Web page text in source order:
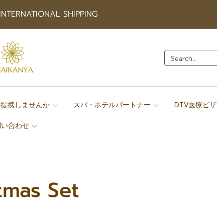
SHIPPING
携しませんか スパ・ホテルパートナー DTV医療ビザ
合わせ
Set